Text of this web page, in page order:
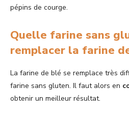
pépins de courge.
Quelle farine sans
remplacer la farine
La farine de blé se remplace très
farine sans gluten. Il faut alors en
obtenir un meilleur résultat.